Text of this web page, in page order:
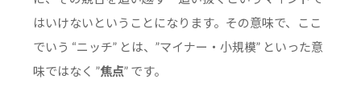
はいけないということになります。その意味で、ここ
でいう “ニッチ” とは、”マイナー・小規模” といった意
味ではなく ”焦点” です。